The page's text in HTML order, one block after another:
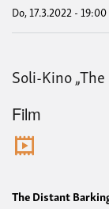
Do, 17.3.2022 - 19:00
Soli-Kino
Film
The Distant